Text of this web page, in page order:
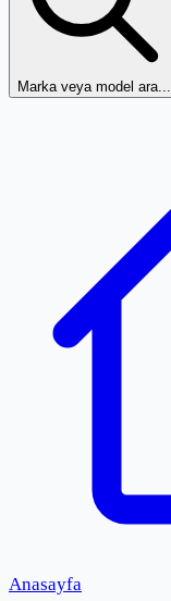
Marka veya model ara...
Anasayfa